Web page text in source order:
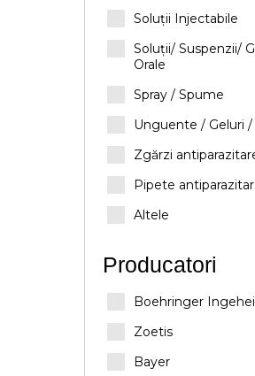
Soluții Injectabile
Soluții/ Suspenzii/
Orale
Spray / Spume
Unguente / Geluri
Zgărzi
Pipete
Altele
Producatori
Boehringer
Zoetis
Bayer